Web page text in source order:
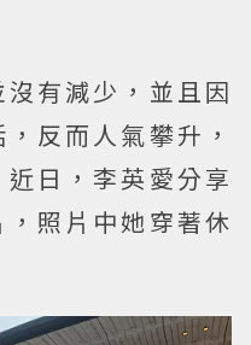
有減少，並且因
反而人氣攀升，
日，李英愛分享
照片中她穿著休